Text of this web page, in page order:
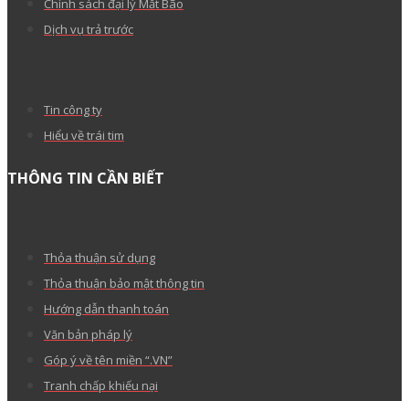
Chính sách đại lý Mắt Bão
Dịch vụ trả trước
Tin công ty
Hiểu về trái tim
THÔNG TIN CẦN BIẾT
Thỏa thuận sử dụng
Thỏa thuận bảo mật thông tin
Hướng dẫn thanh toán
Văn bản pháp lý
Góp ý về tên miền “.VN”
Tranh chấp khiếu nại